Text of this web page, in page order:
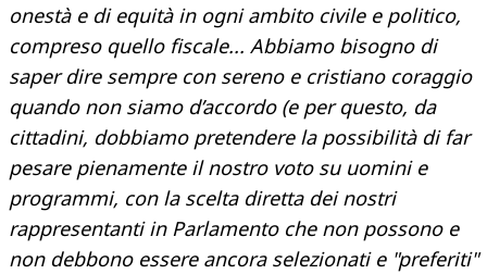
onestà e di equità in ogni ambito civile e politico,
compreso quello fiscale... Abbiamo bisogno di
saper dire sempre con sereno e cristiano coraggio
quando non siamo d’accordo (e per questo, da
cittadini, dobbiamo pretendere la possibilità di far
pesare pienamente il nostro voto su uomini e
programmi, con la scelta diretta dei nostri
rappresentanti in Parlamento che non possono e
non debbono essere ancora selezionati e "preferiti"